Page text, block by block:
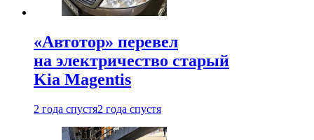
«Автотор» перевел
на электричество старый
Kia Magentis
2 года спустя2 года спустя